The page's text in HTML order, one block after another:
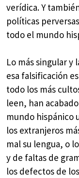
verídica. Y
políticas
todo el mundo
Lo más singular y
esa falsificación
todo los más
leen, han
mundo hispánico
los extranjeros
mal su lengua, o
y de faltas de
los defectos de